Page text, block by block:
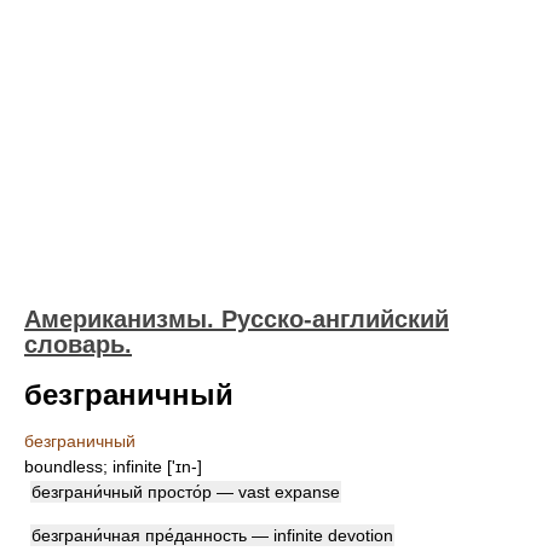
Американизмы. Русско-английский
словарь.
безграничный
безграничный
boundless; infinite ['ɪn-]
безграни́чный просто́р — vast expanse
безграни́чная пре́данность — infinite devotion